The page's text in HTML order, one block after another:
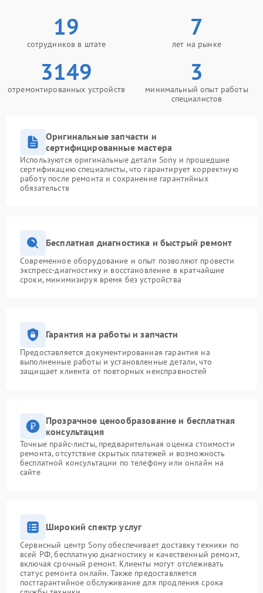
19
сотрудников в штате
7
лет на рынке
3149
отремонтированных устройств
3
минимальный опыт работы
специалистов
Оригинальные запчасти и
сертифицированные мастера
Используются оригинальные детали Sony и прошедшие
сертификацию специалисты, что гарантирует корректную
работу после ремонта и сохранение гарантийных
обязательств
Бесплатная диагностика и быстрый ремонт
Современное оборудование и опыт позволяют провести
экспресс-диагностику и восстановление в кратчайшие
сроки, минимизируя время без устройства
Гарантия на работы и запчасти
Предоставляется документированная гарантия на
выполненные работы и установленные детали, что
защищает клиента от повторных неисправностей
Прозрачное ценообразование и бесплатная
консультация
Точные прайс-листы, предварительная оценка стоимости
ремонта, отсутствие скрытых платежей и возможность
бесплатной консультации по телефону или онлайн на
сайте
Широкий спектр услуг
Сервисный центр Sony обеспечивает доставку техники по
всей РФ, бесплатную диагностику и качественный ремонт,
включая срочный ремонт. Клиенты могут отслеживать
статус ремонта онлайн. Также предоставляется
постгарантийное обслуживание для продления срока